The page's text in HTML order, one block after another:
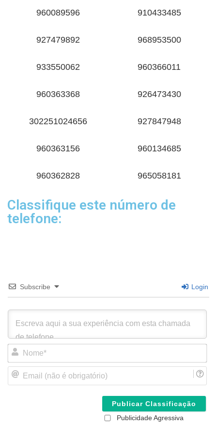
960089596 910433485
927479892 968953500
933550062 960366011
960363368 926473430
302251024656 927847948
960363156 960134685
960362828 965058181
Classifique este número de
telefone:
Subscribe Login
N
m
a
Publicidade Agressiva